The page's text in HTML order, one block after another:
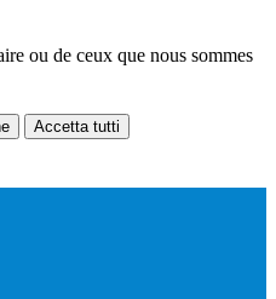
ou de ceux que nous sommes
Accetta tutti